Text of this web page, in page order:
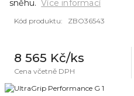
Kód produktu: ZBO36543
8 565 Kč/ks
Cena včetně DPH
sněhu. Více informací